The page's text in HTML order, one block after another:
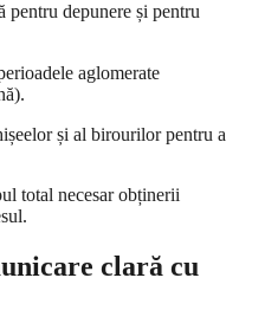
pentru depunere și pentru
aglomerate
și al birourilor pentru a
total necesar obținerii
clară cu